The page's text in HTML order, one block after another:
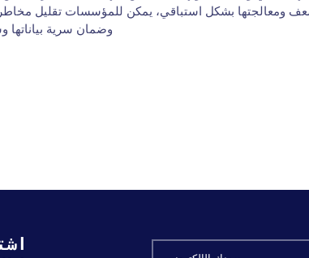
ومعالجتها بشكل استباقي، يمكن للمؤسسات تقليل مخاطر
وضمان سرية بياناتها